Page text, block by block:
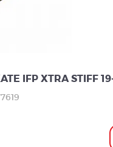
IFP XTRA STIFF